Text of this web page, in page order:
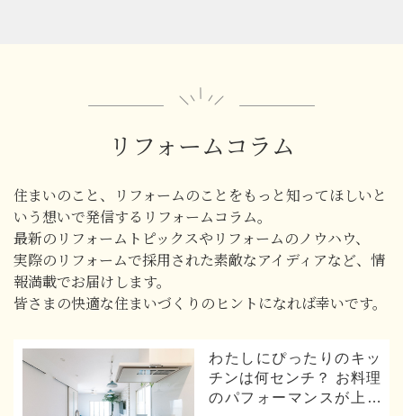
リフォームコラム
住まいのこと、リフォームのことをもっと知ってほしいと
いう想いで発信するリフォームコラム。
最新のリフォームトピックスやリフォームのノウハウ、
実際のリフォームで採用された素敵なアイディアなど、情
報満載でお届けします。
皆さまの快適な住まいづくりのヒントになれば幸いです。
わたしにぴったりのキッ
チンは何センチ？ お料理
のパフォーマンスが上が